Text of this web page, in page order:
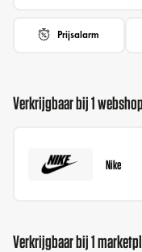
Prijsalarm
Verkrijgbaar bij 1 webshop
Nike
Verkrijgbaar bij 1